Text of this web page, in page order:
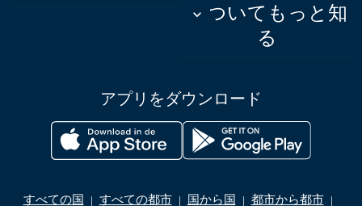
についてもっと知
る
keyboard_arrow_down
アプリをダウンロード
すべての国 | すべての都市 | 国から国 | 都市から都市 |